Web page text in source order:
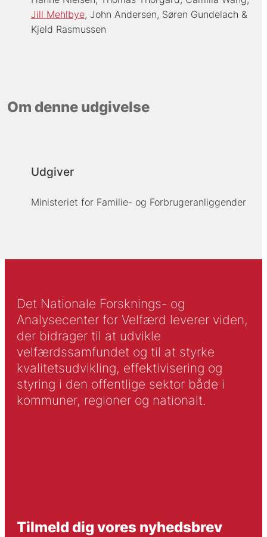
Jill Mehlbye John Andersen Søren Gundelach
Kjeld Rasmussen
Om denne udgivelse
Udgiver
Ministeriet for Familie- og Forbrugeranliggender
Det Nationale Forsknings- og
Analysecenter for Velfærd leverer viden,
der bidrager til at udvikle
velfærdssamfundet og til at styrke
kvalitetsudvikling, effektivisering og
styring i den offentlige sektor både i
kommuner, regioner og nationalt.
Tilmeld dig vores nyhedsbrev